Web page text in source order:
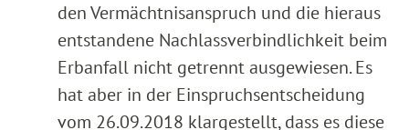
den Vermächtnisanspruch und die hieraus
entstandene Nachlassverbindlichkeit beim
Erbanfall nicht getrennt ausgewiesen. Es
hat aber in der Einspruchsentscheidung
vom 26.09.2018 klargestellt, dass es diese